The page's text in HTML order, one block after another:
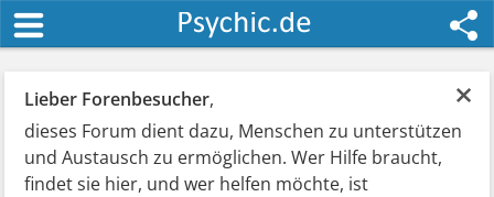
×
Lieber Forenbesucher,
dieses Forum dient dazu, Menschen zu unterstützen
und Austausch zu ermöglichen. Wer Hilfe braucht,
findet sie hier, und wer helfen möchte, ist